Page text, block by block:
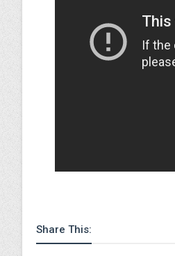
Share This: